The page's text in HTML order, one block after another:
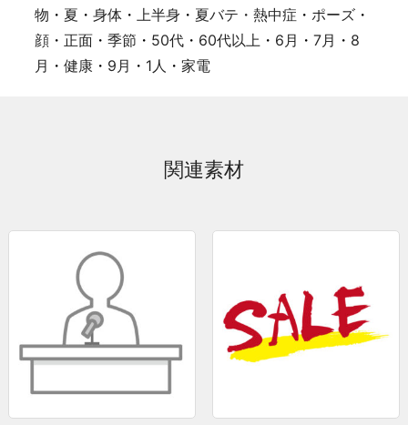
物 ・ 夏 ・ 身体・ 上半身 ・ 夏バテ・熱中症 ・ ポーズ・
顔・ 正面・ 季節 ・ 50代・ 60代以上 ・ 6月 ・ 7月 ・ 8
月 ・ 健康・ 9月 ・ 1人 ・ 家電
関連素材